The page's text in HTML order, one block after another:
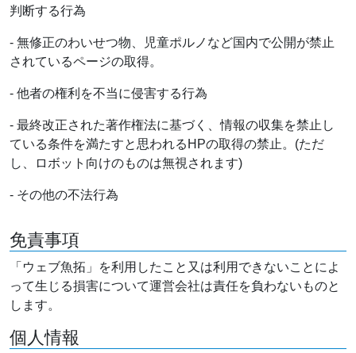
判断する行為
- 無修正のわいせつ物、児童ポルノなど国内で公開が禁止
されているページの取得。
- 他者の権利を不当に侵害する行為
- 最終改正された著作権法に基づく、情報の収集を禁止し
ている条件を満たすと思われるHPの取得の禁止。(ただ
し、ロボット向けのものは無視されます)
- その他の不法行為
免責事項
「ウェブ魚拓」を利用したこと又は利用できないことによ
って生じる損害について運営会社は責任を負わないものと
します。
個人情報